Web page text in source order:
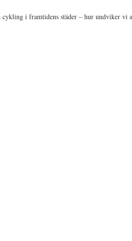
cykling i framtidens städer – hur undviker vi